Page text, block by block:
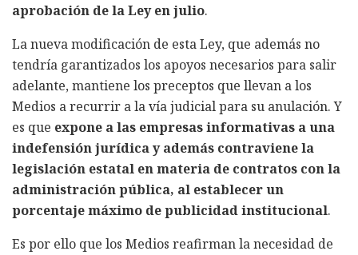
aprobación de la Ley en julio.
La nueva modificación de esta Ley, que además no
tendría garantizados los apoyos necesarios para salir
adelante, mantiene los preceptos que llevan a los
Medios a recurrir a la vía judicial para su anulación. Y
es que expone a las empresas informativas a una
indefensión jurídica y además contraviene la
legislación estatal en materia de contratos con la
administración pública, al establecer un
porcentaje máximo de publicidad institucional.
Es por ello que los Medios reafirman la necesidad de